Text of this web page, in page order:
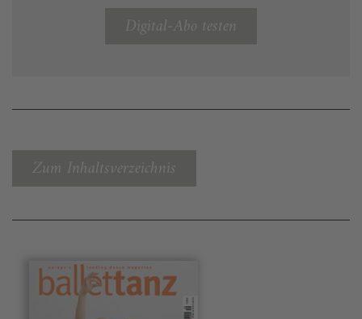
Digital-Abo testen
Zum Inhaltsverzeichnis